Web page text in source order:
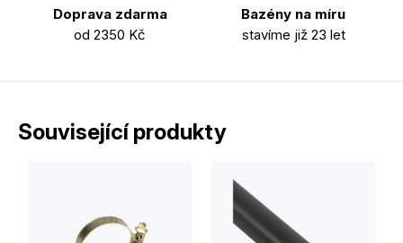
Doprava zdarma
od 2350 Kč
Bazény na míru
stavíme již 23 let
Související produkty